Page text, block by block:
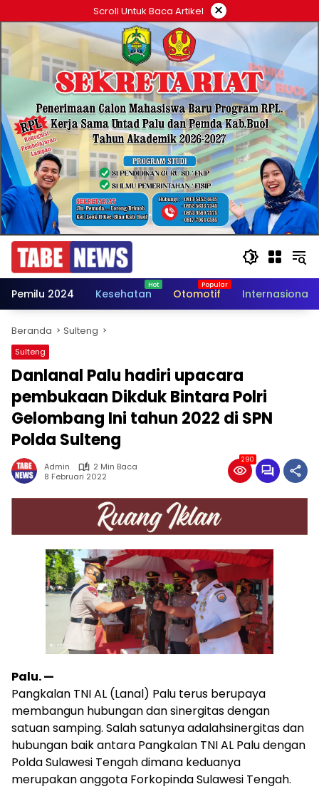
ke
konten
Scroll Untuk Baca Artikel ×
Pemilu 2024 Kesehatan Otomotif Internasional
Beranda Sulteng
Sulteng
Danlanal Palu hadiri upacara
pembukaan Dikduk Bintara Polri
Gelombang Ini tahun 2022 di SPN
Polda Sulteng
Admin
2 Min Baca
8 Februari 2022
290
Palu. —
Pangkalan TNI AL (Lanal) Palu terus berupaya
membangun hubungan dan sinergitas dengan
satuan samping. Salah satunya adalahsinergitas dan
hubungan baik antara Pangkalan TNI AL Palu dengan
Polda Sulawesi Tengah dimana keduanya
merupakan anggota Forkopinda Sulawesi Tengah.